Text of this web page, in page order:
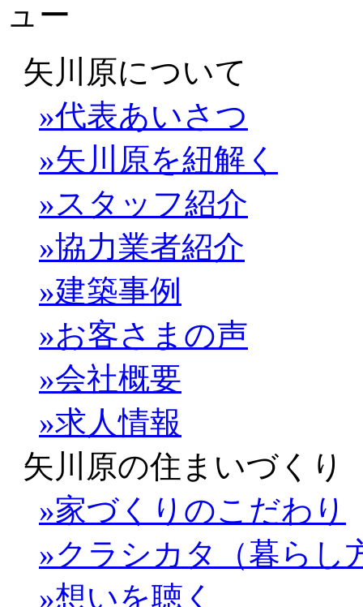
矢川原について
»代表あいさつ
»矢川原を紐解く
»スタッフ紹介
»協力業者紹介
»建築事例
»お客さまの声
»会社概要
»求人情報
矢川原の住まいづくり
»家づくりのこだわり
»クラシカタ（暮らし
»想いを聴く